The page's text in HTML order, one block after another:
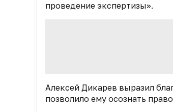
проведение экспертизы».
Алексей Дикарев выразил
позволило ему осознать